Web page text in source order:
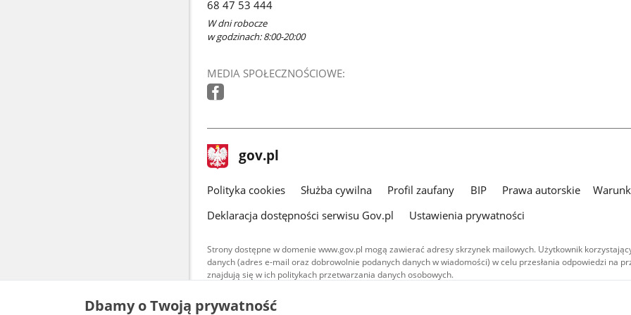
68 47 53 444
W dni robocze
w godzinach: 8:00-20:00
MEDIA SPOŁECZNOŚCIOWE:
stopka
gov.pl Strona
gov.pl
gov.pl
Polityka cookies Służba cywilna Profil zaufany BIP Prawa autorskie
Deklaracja dostępności serwisu Gov.pl
Ustawienia prywatności
Strony dostępne w domenie www.gov.pl mogą zawierać adresy skrzynek mailowych. Użytkownik
danych (adres e-mail oraz dobrowolnie podanych danych w wiadomości) w celu przesłania odpowiedzi na
znajdują się w ich politykach przetwarzania danych osobowych.
Treści tekstowe publikowane w serwisie (z wyłączeniem treści audiowizualnych), są
udostępniane na licencji typu Creative Commons: uznanie autorstwa - na tych samych
Dbamy o Twoją prywatność